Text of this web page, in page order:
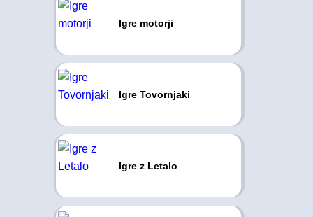
Igre motorji
Igre Tovornjaki
Igre z Letalo